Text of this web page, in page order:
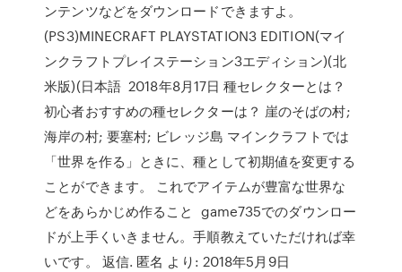
ンテンツなどをダウンロードできますよ。
(PS3)MINECRAFT PLAYSTATION3 EDITION(マイ
ンクラフトプレイステーション3エディション)(北
米版)(日本語 2018年8月17日 種セレクターとは？
初心者おすすめの種セレクターは？ 崖のそばの村;
海岸の村; 要塞村; ビレッジ島 マインクラフトでは
「世界を作る」ときに、種として初期値を変更する
ことができます。 これでアイテムが豊富な世界な
どをあらかじめ作ること game735でのダウンロー
ドが上手くいきません。手順教えていただければ幸
いです。 返信. 匿名 より: 2018年5月9日